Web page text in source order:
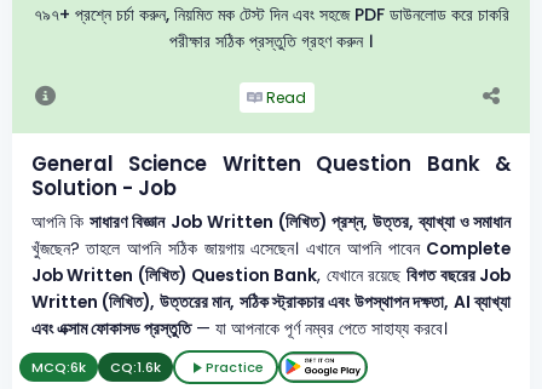
৭৯৭+ প্রশ্নে চর্চা করুন, নিয়মিত মক টেস্ট দিন এবং সহজে PDF ডাউনলোড করে চাকরি
পরীক্ষার সঠিক প্রস্তুতি গ্রহণ করুন ।
Read
General Science Written Question Bank &
Solution - Job
আপনি কিসাধারণ বিজ্ঞান Job Written (লিখিত) প্রশ্ন, উত্তর, ব্যাখ্যা ও সমাধান
খুঁজছেন? তাহলে আপনি সঠিক জায়গায় এসেছেন। এখানে আপনি পাবেন Complete
Job Written (লিখিত) Question Bank, যেখানে রয়েছেবিগত বছরের Job
Written (লিখিত), উত্তরের মান, সঠিক স্ট্রাকচার এবং উপস্থাপন দক্ষতা, AI ব্যাখ্যা
এবং এক্সাম ফোকাসড প্রস্তুতি— যা আপনাকে পূর্ণ নম্বর পেতে সাহায্য করবে।
MCQ:6k CQ:1.6k Practice